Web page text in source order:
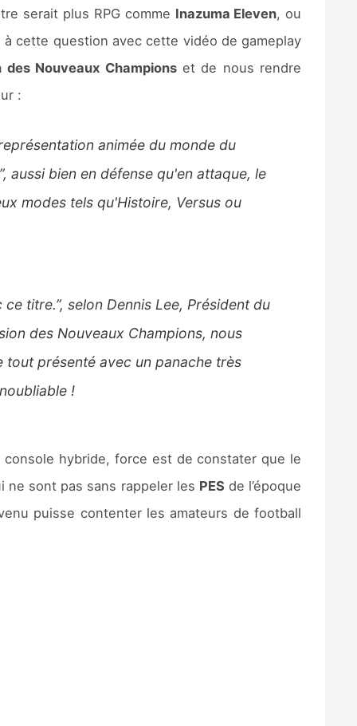
serait plus RPG comme Inazuma Eleven, ou
cette question avec cette vidéo de gameplay
Nouveaux Championset de nous rendre
:
animée du monde du
aussi bien en défense qu'en attaque, le
modes tels qu'Histoire, Versus ou
titre.”, selon Dennis Lee, Président du
des Nouveaux Champions, nous
présenté avec un panache très
!
hybride, force est de constater que le
ne sont pas sans rappeler les PES de l’époque
puisse contenter les amateurs de football